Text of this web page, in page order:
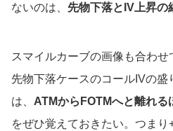
ないのは、 先物下落とIV上昇の
スマイルカーブの画像も合わせ
先物下落ケースのコールIVの
は、 ATMからFOTMへと離れる
をぜひ覚えておきたい。つまり